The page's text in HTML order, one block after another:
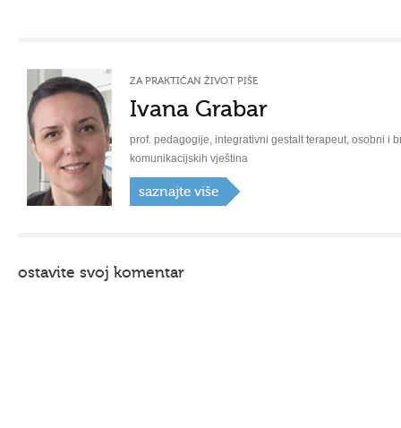
ZA PRAKTIČAN ŽIVOT PIŠE
Ivana Grabar
prof. pedagogije, integrativni gestalt terapeut, osobni i
komunikacijskih vještina
saznajte više
ostavite svoj komentar